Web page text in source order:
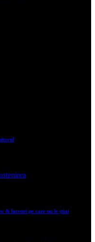
& lucruri pe care nu le știai